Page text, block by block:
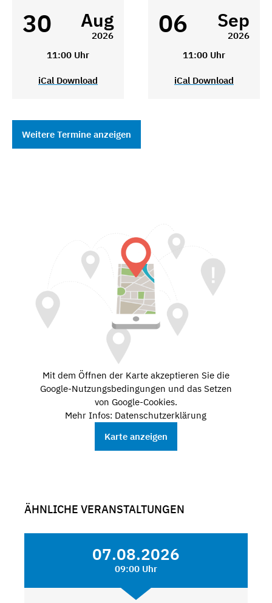
30 Aug
2026
11:00 Uhr
iCal Download
06 Sep
2026
11:00 Uhr
iCal Download
Weitere Termine anzeigen
Mit dem Öffnen der Karte akzeptieren Sie die
Google-Nutzungsbedingungen und das Setzen
von Google-Cookies.
Mehr Infos: Datenschutzerklärung
Karte anzeigen
ÄHNLICHE VERANSTALTUNGEN
07.08.2026
09:00 Uhr